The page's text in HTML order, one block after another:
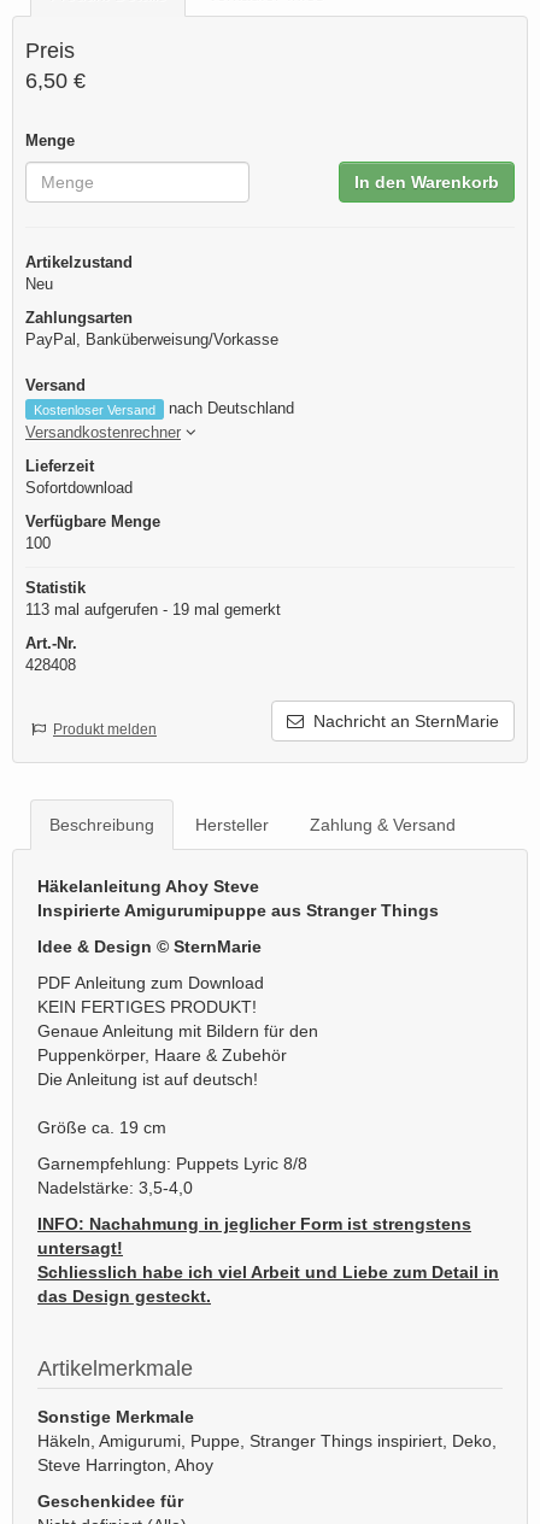
Preis
6,50 €
Menge
In den Warenkorb
Artikelzustand
Neu
Zahlungsarten
PayPal, Banküberweisung/Vorkasse
Versand
Kostenloser Versand
nach Deutschland
Versandkostenrechner
Lieferzeit
Sofortdownload
Verfügbare Menge
100
Statistik
113 mal aufgerufen - 19 mal gemerkt
Art.-Nr.
428408
Nachricht an SternMarie
Produkt melden
Beschreibung Hersteller Zahlung & Versand
Häkelanleitung Ahoy Steve
Inspirierte Amigurumipuppe aus Stranger Things
Idee & Design © SternMarie
PDF Anleitung zum Download
KEIN FERTIGES PRODUKT!
Genaue Anleitung mit Bildern für den
Puppenkörper, Haare & Zubehör
Die Anleitung ist auf deutsch!
Größe ca. 19 cm
Garnempfehlung: Puppets Lyric 8/8
Nadelstärke: 3,5-4,0
INFO: Nachahmung in jeglicher Form ist strengstens
untersagt!
Schliesslich habe ich viel Arbeit und Liebe zum Detail in
das Design gesteckt.
Artikelmerkmale
Sonstige Merkmale
Häkeln, Amigurumi, Puppe, Stranger Things inspiriert, Deko,
Steve Harrington, Ahoy
Geschenkidee für